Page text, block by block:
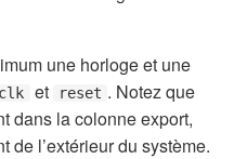
une horloge et une
clk et reset . Notez que
dans la colonne export,
de l’extérieur du système.